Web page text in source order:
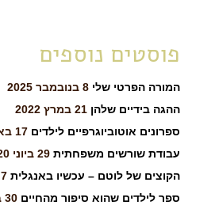
פוסטים נוספים
המורה הפרטי שלי 8 בנובמבר 2025
ההגה בידיים שלהן 21 במרץ 2022
ספרונים אוטוביוגרפיים לילדים 17 באוגוסט 2020
עבודת שורשים משפחתית 29 ביוני 2020
הקוצים של לוטם – עכשיו באנגלית 7 באפריל 2020
ספר לילדים שהוא סיפור מהחיים 30 במרץ 2020